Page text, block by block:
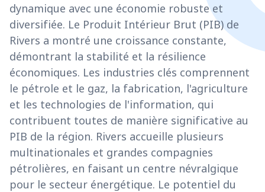
dynamique avec une économie robuste et
diversifiée. Le Produit Intérieur Brut (PIB) de
Rivers a montré une croissance constante,
démontrant la stabilité et la résilience
économiques. Les industries clés comprennent
le pétrole et le gaz, la fabrication, l'agriculture
et les technologies de l'information, qui
contribuent toutes de manière significative au
PIB de la région. Rivers accueille plusieurs
multinationales et grandes compagnies
pétrolières, en faisant un centre névralgique
pour le secteur énergétique. Le potentiel du